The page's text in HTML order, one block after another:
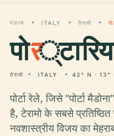
गंतव्य ITALY तेरामो
पोर्टा
तेरामो ITALY 42° N · 13°
पोर्टा रेले, जिसे "पोर्टा
है, टेरामो के सबसे
नवशास्त्रीय विजय का